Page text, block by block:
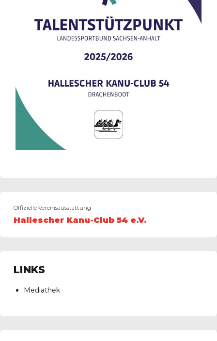
Offizielle Vereinsausstattung
Hallescher Kanu-Club 54 e.V.
LINKS
Mediathek